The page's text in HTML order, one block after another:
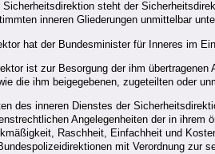
steht der
inneren Gliederungen unmittelbar
hat der Bundesminister für Inneres im
ist zur Besorgung der ihm
die ihm beigegebenen, zugeteilten oder
des inneren Dienstes der
Angelegenheiten der in
Raschheit, Einfachheit und
mit Verordnung zur